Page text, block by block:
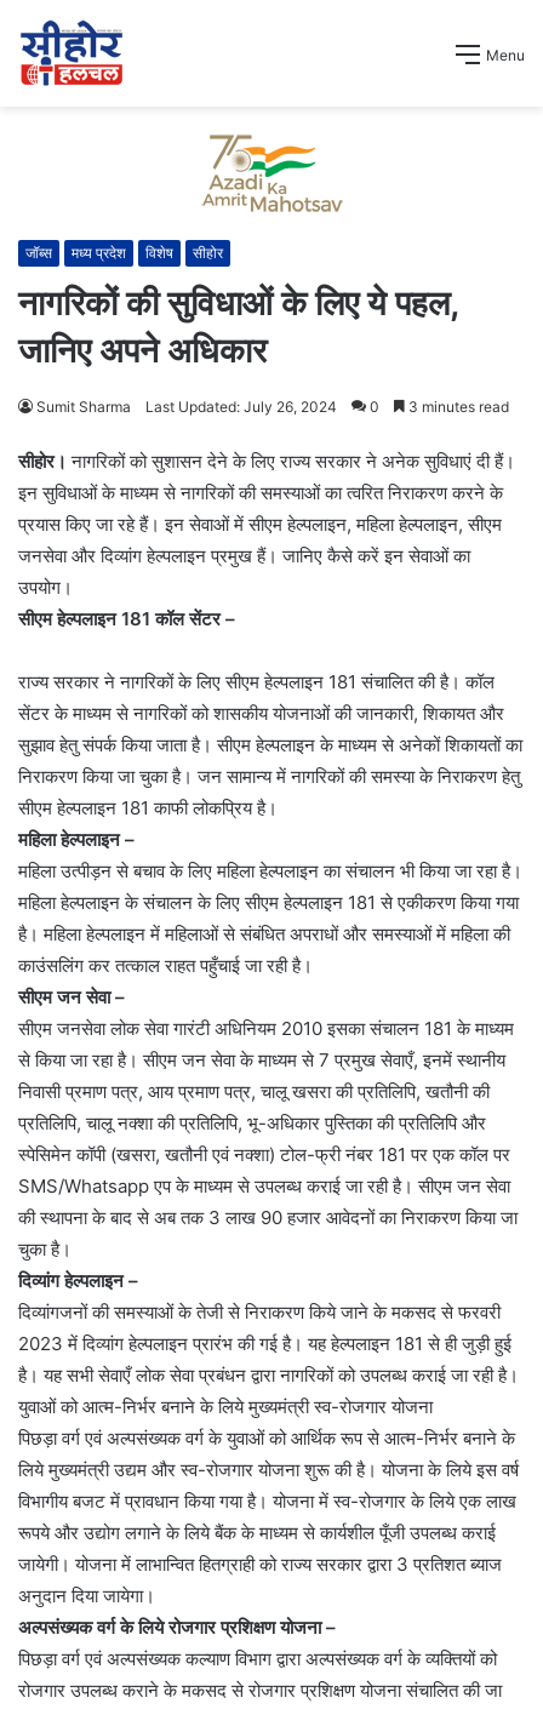
Menu
जॉब्स मध्य प्रदेश विशेष सीहोर
नागरिकों की सुविधाओं के लिए ये पहल,
जानिए अपने अधिकार
Sumit Sharma Last Updated: July 26, 2024 0 3 minutes read
सीहोर। नागरिकों को सुशासन देने के लिए राज्य सरकार ने अनेक सुविधाएं दी हैं।
इन सुविधाओं के माध्यम से नागरिकों की समस्याओं का त्वरित निराकरण करने के
प्रयास किए जा रहे हैं। इन सेवाओं में सीएम हेल्पलाइन, महिला हेल्पलाइन, सीएम
जनसेवा और दिव्यांग हेल्पलाइन प्रमुख हैं। जानिए कैसे करें इन सेवाओं का
उपयोग।
सीएम हेल्पलाइन 181 कॉल सेंटर –
राज्य सरकार ने नागरिकों के लिए सीएम हेल्पलाइन 181 संचालित की है। कॉल
सेंटर के माध्यम से नागरिकों को शासकीय योजनाओं की जानकारी, शिकायत और
सुझाव हेतु संपर्क किया जाता है। सीएम हेल्पलाइन के माध्यम से अनेकों शिकायतों का
निराकरण किया जा चुका है। जन सामान्य में नागरिकों की समस्या के निराकरण हेतु
सीएम हेल्पलाइन 181 काफी लोकप्रिय है।
महिला हेल्पलाइन –
महिला उत्पीड़न से बचाव के लिए महिला हेल्पलाइन का संचालन भी किया जा रहा है।
महिला हेल्पलाइन के संचालन के लिए सीएम हेल्पलाइन 181 से एकीकरण किया गया
है। महिला हेल्पलाइन में महिलाओं से संबंधित अपराधों और समस्याओं में महिला की
काउंसलिंग कर तत्काल राहत पहुँचाई जा रही है।
सीएम जन सेवा –
सीएम जनसेवा लोक सेवा गारंटी अधिनियम 2010 इसका संचालन 181 के माध्यम
से किया जा रहा है। सीएम जन सेवा के माध्यम से 7 प्रमुख सेवाएँ, इनमें स्थानीय
निवासी प्रमाण पत्र, आय प्रमाण पत्र, चालू खसरा की प्रतिलिपि, खतौनी की
प्रतिलिपि, चालू नक्शा की प्रतिलिपि, भू-अधिकार पुस्तिका की प्रतिलिपि और
स्पेसिमेन कॉपी (खसरा, खतौनी एवं नक्शा) टोल-फ्री नंबर 181 पर एक कॉल पर
SMS/Whatsapp एप के माध्यम से उपलब्ध कराई जा रही है। सीएम जन सेवा
की स्थापना के बाद से अब तक 3 लाख 90 हजार आवेदनों का निराकरण किया जा
चुका है।
दिव्यांग हेल्पलाइन –
दिव्यांगजनों की समस्याओं के तेजी से निराकरण किये जाने के मकसद से फरवरी
2023 में दिव्यांग हेल्पलाइन प्रारंभ की गई है। यह हेल्पलाइन 181 से ही जुड़ी हुई
है। यह सभी सेवाएँ लोक सेवा प्रबंधन द्वारा नागरिकों को उपलब्ध कराई जा रही है।
युवाओं को आत्म-निर्भर बनाने के लिये मुख्यमंत्री स्व-रोजगार योजना
पिछड़ा वर्ग एवं अल्पसंख्यक वर्ग के युवाओं को आर्थिक रूप से आत्म-निर्भर बनाने के
लिये मुख्यमंत्री उद्यम और स्व-रोजगार योजना शुरू की है। योजना के लिये इस वर्ष
विभागीय बजट में प्रावधान किया गया है। योजना में स्व-रोजगार के लिये एक लाख
रूपये और उद्योग लगाने के लिये बैंक के माध्यम से कार्यशील पूँजी उपलब्ध कराई
जायेगी। योजना में लाभान्वित हितग्राही को राज्य सरकार द्वारा 3 प्रतिशत ब्याज
अनुदान दिया जायेगा।
अल्पसंख्यक वर्ग के लिये रोजगार प्रशिक्षण योजना –
पिछड़ा वर्ग एवं अल्पसंख्यक कल्याण विभाग द्वारा अल्पसंख्यक वर्ग के व्यक्तियों को
रोजगार उपलब्ध कराने के मकसद से रोजगार प्रशिक्षण योजना संचालित की जा